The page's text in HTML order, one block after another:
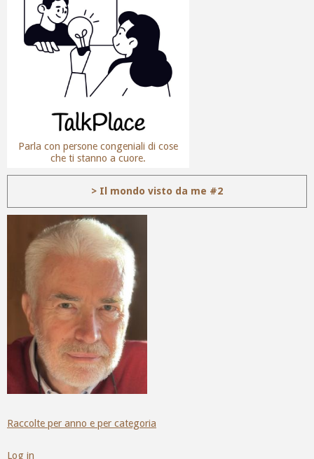
Parla con persone congeniali di cose
che ti stanno a cuore.
> Il mondo visto da me #2
Raccolte per anno e per categoria
Log in